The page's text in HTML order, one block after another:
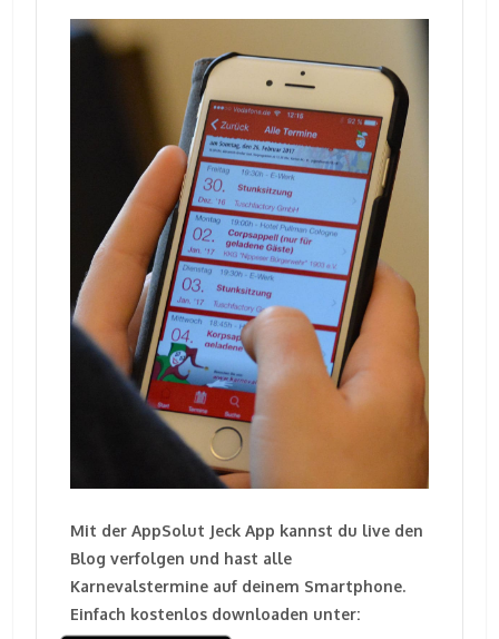
Mit der AppSolut Jeck App kannst du live den
Blog verfolgen und hast alle
Karnevalstermine auf deinem Smartphone.
Einfach kostenlos downloaden unter: